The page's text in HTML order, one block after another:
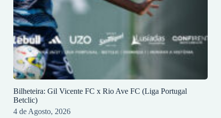
Bilheteira: Gil Vicente FC x Rio Ave FC (Liga Portugal
Betclic)
4 de Agosto, 2026